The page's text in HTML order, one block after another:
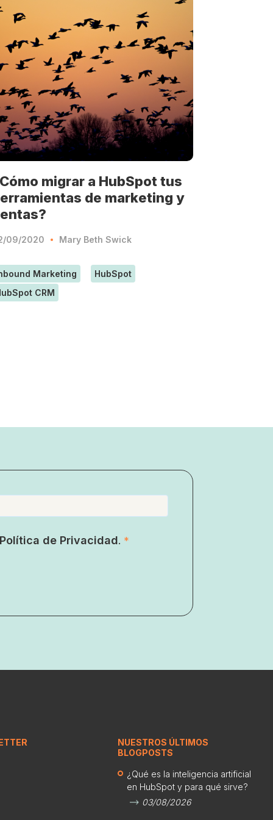
migrar a HubSpot tus
de marketing y
09/2020 Mary Beth Swick
Marketing
HubSpot
CRM
Política de Privacidad. *
NUESTROS ÚLTIMOS
BLOGPOSTS
¿Qué es la inteligencia artificial
en HubSpot y para qué sirve?
03/08/2026